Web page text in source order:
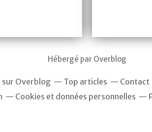
Hébergé par Overblog
sur Overblog Top articles Contact
Cookies et données personnelles